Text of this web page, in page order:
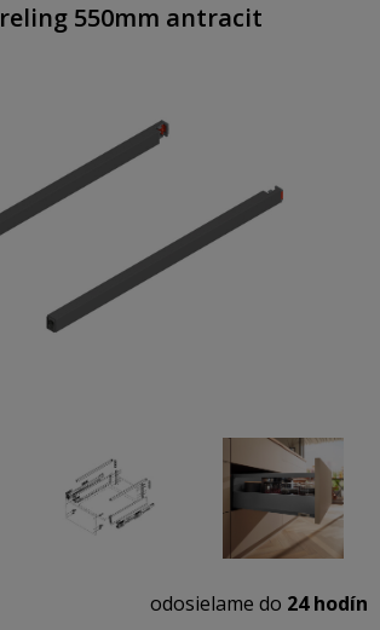
reling 550mm antracit
odosielame do 24 hodín